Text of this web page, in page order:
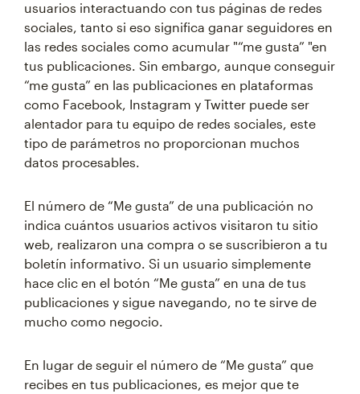
usuarios interactuando con tus páginas de redes
sociales, tanto si eso significa ganar seguidores en
las redes sociales como acumular "“me gusta” "en
tus publicaciones. Sin embargo, aunque conseguir
“me gusta” en las publicaciones en plataformas
como Facebook, Instagram y Twitter puede ser
alentador para tu equipo de redes sociales, este
tipo de parámetros no proporcionan muchos
datos procesables.
El número de “Me gusta” de una publicación no
indica cuántos usuarios activos visitaron tu sitio
web, realizaron una compra o se suscribieron a tu
boletín informativo. Si un usuario simplemente
hace clic en el botón “Me gusta” en una de tus
publicaciones y sigue navegando, no te sirve de
mucho como negocio.
En lugar de seguir el número de “Me gusta” que
recibes en tus publicaciones, es mejor que te